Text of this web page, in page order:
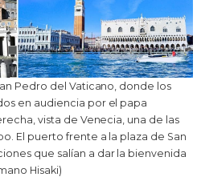
Pedro del Vaticano, donde los
en audiencia por el papa
vista de Venecia, una de las
El puerto frente a la plaza de San
que salían a dar la bienvenida
Hisaki)